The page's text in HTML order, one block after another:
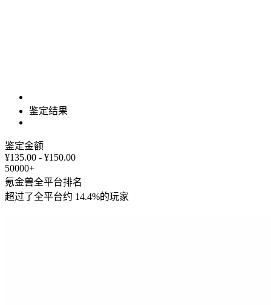
鉴定结果
鉴定金额
¥135.00 - ¥150.00
50000+
氪金兽全平台排名
超过了全平台约 14.4%的玩家